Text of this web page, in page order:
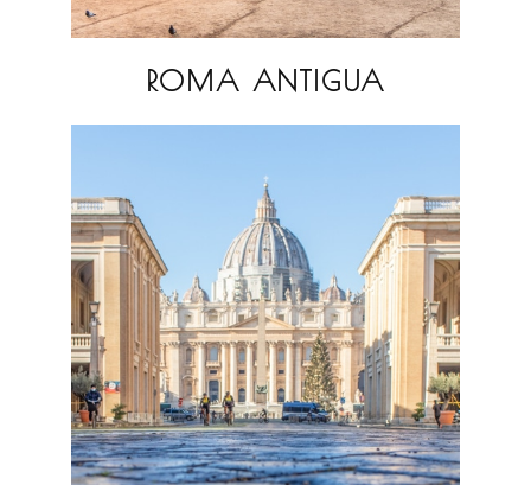
ROMA ANTIGUA